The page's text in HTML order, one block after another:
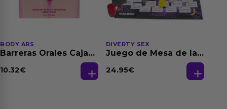
BODY ARS
Barreras Orales Caja
10.32€
DIVERTY SEX
Juego de Mesa de las
24.95€